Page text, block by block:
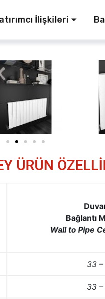
İlişkileri
ÜRÜN
Bağlantı
Wall to Pipe
33
33